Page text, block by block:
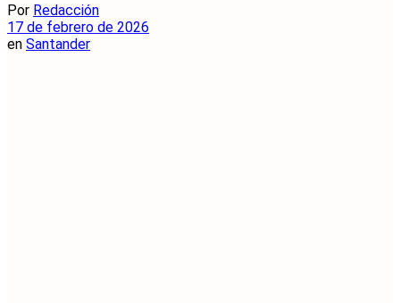
Por Redacción
17 de febrero de 2026
en Santander